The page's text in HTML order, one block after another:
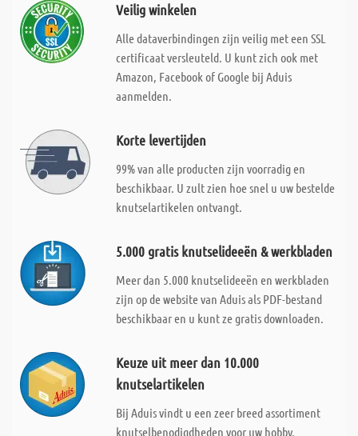
Veilig winkelen
Alle dataverbindingen zijn veilig met een SSL
certificaat versleuteld. U kunt zich ook met
Amazon, Facebook of Google bij Aduis
aanmelden.
Korte levertijden
99% van alle producten zijn voorradig en
beschikbaar. U zult zien hoe snel u uw bestelde
knutselartikelen ontvangt.
5.000 gratis knutselideeën & werkbladen
Meer dan 5.000 knutselideeën en werkbladen
zijn op de website van Aduis als PDF-bestand
beschikbaar en u kunt ze gratis downloaden.
Keuze uit meer dan 10.000
knutselartikelen
Bij Aduis vindt u een zeer breed assortiment
knutselbenodigdheden voor uw hobby.